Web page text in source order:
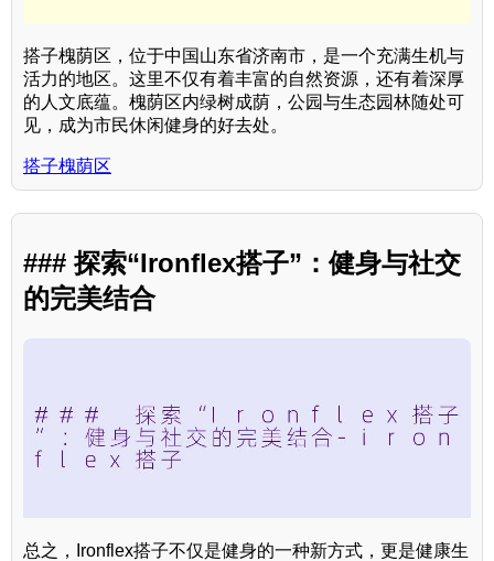
搭子槐荫区，位于中国山东省济南市，是一个充满生机与
活力的地区。这里不仅有着丰富的自然资源，还有着深厚
的人文底蕴。槐荫区内绿树成荫，公园与生态园林随处可
见，成为市民休闲健身的好去处。
搭子槐荫区
### 探索“Ironflex搭子”：健身与社交
的完美结合
总之，Ironflex搭子不仅是健身的一种新方式，更是健康生